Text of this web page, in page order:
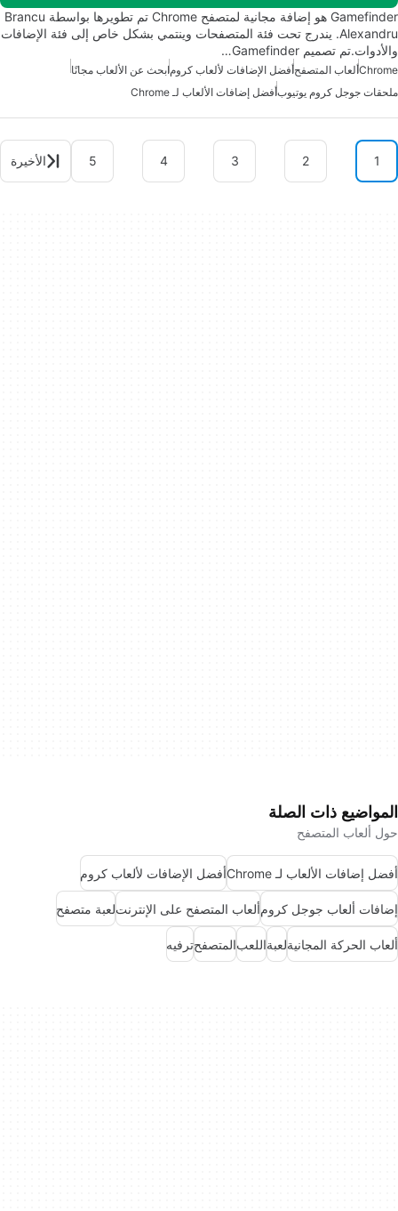
Gamefinder هو إضافة مجانية لمتصفح Chrome تم تطويرها بواسطة Brancu
Alexandru. يندرج تحت فئة المتصفحات وينتمي بشكل خاص إلى فئة الإضافات
والأدوات.تم تصميم Gamefinder…
Chromeألعاب المتصفحأفضل الإضافات لألعاب كرومابحث عن الألعاب مجانًا
ملحقات جوجل كروم يوتيوبأفضل إضافات الألعاب لـ Chrome
1
2
3
4
5 الأخيرة
المواضيع ذات الصلة
حول ألعاب المتصفح
أفضل إضافات الألعاب لـ Chrome أفضل الإضافات لألعاب كروم
إضافات ألعاب جوجل كرومألعاب المتصفح على الإنترنتلعبة متصفح
ألعاب الحركة المجانيةلعبةاللعبالمتصفحترفيه